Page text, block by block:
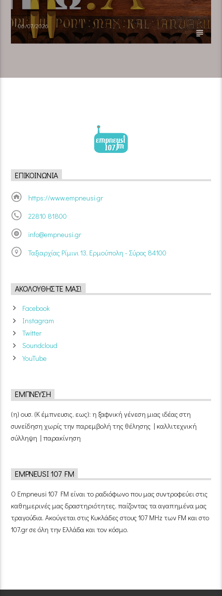
06/07/2026
ΕΠΙΚΟΙΝΩΝΊΑ
https://www.empneusi.gr
22810 81800
info@empneusi.gr
Ταξιαρχίας Ρίμινι 13, Ερμούπολη - Σύρος 84100
ΑΚΟΛΟΥΘΉΣΤΕ ΜΑΣ!
Facebook
Instagram
Twitter
Soundcloud
YouTube
ΈΜΠΝΕΥΣΗ
(η) ουσ. (Κ έμπνευσις, εως): η ξαφνική γένεση μιας ιδέας στη
συνείδηση χωρίς την παρεμβολή της θέλησης | καλλιτεχνική
σύλληψη | παρακίνηση
EMPNEUSI 107 FM
Ο Empneusi 107 FM είναι το ραδιόφωνο που μας συντροφεύει στις
καθημερινές μας δραστηριότητες, παίζοντας τα αγαπημένα μας
τραγούδια. Ακούγεται στις Κυκλάδες στους 107 MHz των FM και στο
107.gr σε όλη την Ελλάδα και τον κόσμο.